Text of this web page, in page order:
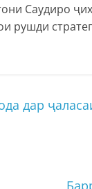
Саудиро
рушди
дар